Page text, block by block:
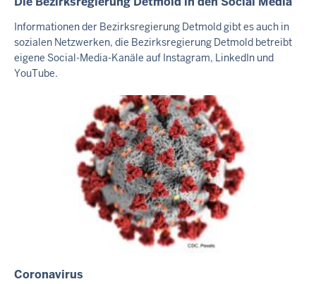
I
N
H
A
L
Informationen der Bezirksregierung Detmold gibt es auch in
sozialen Netzwerken, die Bezirksregierung Detmold betreibt
eigene Social-Media-Kanäle auf Instagram, LinkedIn und
YouTube.
I
Coronavirus